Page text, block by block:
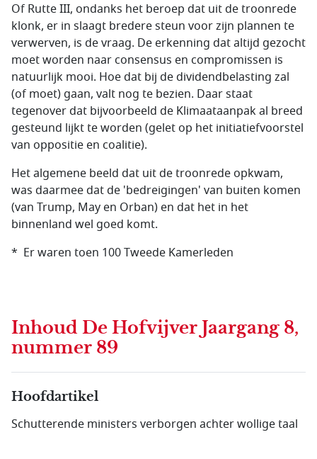
Of Rutte III, ondanks het beroep dat uit de troonrede
klonk, er in slaagt bredere steun voor zijn plannen te
verwerven, is de vraag. De erkenning dat altijd gezocht
moet worden naar consensus en compromissen is
natuurlijk mooi. Hoe dat bij de dividendbelasting zal
(of moet) gaan, valt nog te bezien. Daar staat
tegenover dat bijvoorbeeld de Klimaataanpak al breed
gesteund lijkt te worden (gelet op het initiatiefvoorstel
van oppositie en coalitie).
Het algemene beeld dat uit de troonrede opkwam,
was daarmee dat de 'bedreigingen' van buiten komen
(van Trump, May en Orban) en dat het in het
binnenland wel goed komt.
* Er waren toen 100 Tweede Kamerleden
Inhoud De Hofvijver Jaargang 8,
nummer 89
Hoofdartikel
Schutterende ministers verborgen achter wollige taal